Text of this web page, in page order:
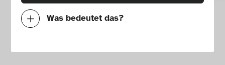
Was bedeutet das?
Mit diesen Cookies können wir durch